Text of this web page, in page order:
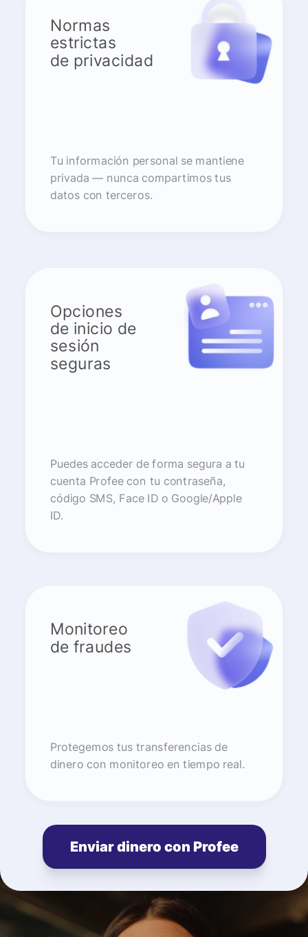
Normas
estrictas
de privacidad
Tu información personal se mantiene
privada — nunca compartimos tus
datos con terceros.
Opciones
de inicio de
sesión
seguras
Puedes acceder de forma segura a tu
cuenta Profee con tu contraseña,
código SMS, Face ID o Google/Apple
ID.
Monitoreo
de fraudes
Protegemos tus transferencias de
dinero con monitoreo en tiempo real.
Enviar dinero con Profee